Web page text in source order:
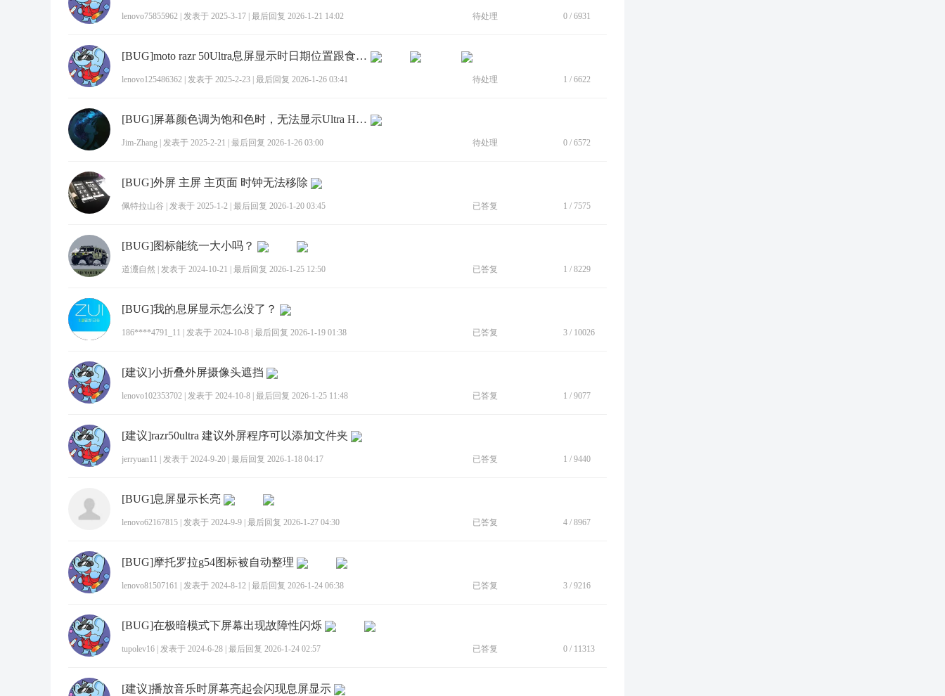
lenovo75855962 发表于 2025-3-17 最后回复 2026-1-21 14:02 待处理 0 / 6931
[BUG]moto razr 50Ultra息屏显示时日期位置跟食月似的
lenovo125486362 发表于 2025-2-23 最后回复 2026-1-26 03:41 待处理 1 / 6622
[BUG]屏幕颜色调为饱和色时，无法显示Ultra HDR照片
Jim-Zhang 发表于 2025-2-21 最后回复 2026-1-26 03:00 待处理 0 / 6572
[BUG]外屏 主屏 主页面 时钟无法移除
佩特拉山谷 发表于 2025-1-2 最后回复 2026-1-20 03:45 已答复 1 / 7575
[BUG]图标能统一大小吗？
道灋自然 发表于 2024-10-21 最后回复 2026-1-25 12:50 已答复 1 / 8229
[BUG]我的息屏显示怎么没了？
186****4791_11 发表于 2024-10-8 最后回复 2026-1-19 01:38 已答复 3 / 10026
[建议]小折叠外屏摄像头遮挡
lenovo102353702 发表于 2024-10-8 最后回复 2026-1-25 11:48 已答复 1 / 9077
[建议]razr50ultra 建议外屏程序可以添加文件夹
jerryuan11 发表于 2024-9-20 最后回复 2026-1-18 04:17 已答复 1 / 9440
[BUG]息屏显示长亮
lenovo62167815 发表于 2024-9-9 最后回复 2026-1-27 04:30 已答复 4 / 8967
[BUG]摩托罗拉g54图标被自动整理
lenovo81507161 发表于 2024-8-12 最后回复 2026-1-24 06:38 已答复 3 / 9216
[BUG]在极暗模式下屏幕出现故障性闪烁
tupolev16 发表于 2024-6-28 最后回复 2026-1-24 02:57 已答复 0 / 11313
[建议]播放音乐时屏幕亮起会闪现息屏显示